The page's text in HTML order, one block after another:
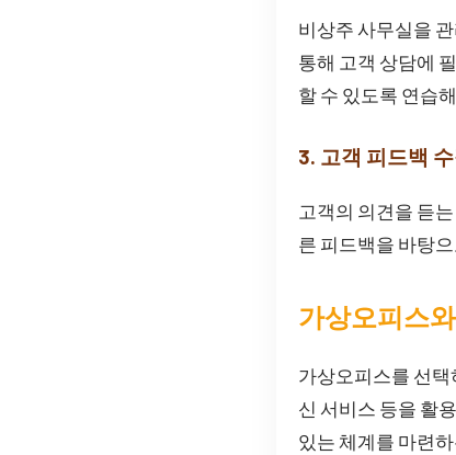
비상주 사무실을
통해 고객 상담에
할 수 있도록 연습
3. 고객 피드백
고객의 의견을 듣
른 피드백을 바탕
가상오피스
가상오피스를 선택
신 서비스 등을 활
있는 체계를 마련